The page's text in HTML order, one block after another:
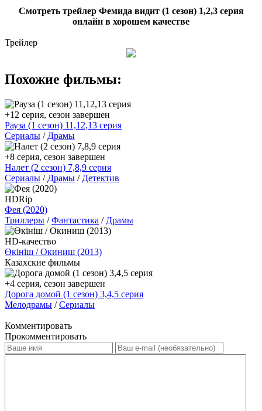
Смотреть трейлер Фемида видит (1 сезон) 1,2,3 серия
онлайн в хорошем качестве
Трейлер
Похожие фильмы:
+12 серия, сезон завершен
Рауза (1 сезон) 11,12,13 серия
Сериалы / Драмы
+8 серия, сезон завершен
Налет (2 сезон) 7,8,9 серия
Сериалы / Драмы / Детектив
HDRip
Фея (2020)
Триллеры /Фантастика / Драмы
HD-качество
Өкініш / Окиниш (2013)
Казахские фильмы
+4 серия, сезон завершен
Дорога домой (1 сезон) 3,4,5 серия
Мелодрамы /Сериалы
Комментировать
Прокомментировать